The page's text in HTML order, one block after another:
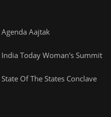
Agenda Aajtak
India Today Woman's Summit
State Of The States Conclave